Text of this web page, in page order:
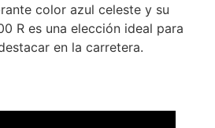
color azul celeste y su
R es una elección ideal para
en la carretera.